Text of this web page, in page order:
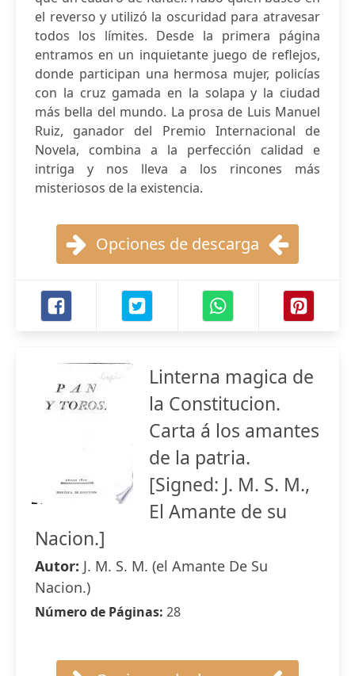
el reverso y utilizó la oscuridad para atravesar
todos los límites. Desde la primera página
entramos en un inquietante juego de reflejos,
donde participan una hermosa mujer, policías
con la cruz gamada en la solapa y la ciudad
más bella del mundo. La prosa de Luis Manuel
Ruiz, ganador del Premio Internacional de
Novela, combina a la perfección calidad e
intriga y nos lleva a los rincones más
misteriosos de la existencia.
Opciones de descarga
Linterna magica de
la Constitucion.
Carta á los amantes
de la patria.
[Signed: J. M. S. M.,
El Amante de su
Nacion.]
Autor: J. M. S. M. (el Amante De Su
Nacion.)
Número de Páginas: 28